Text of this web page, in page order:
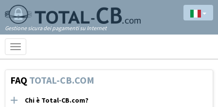
Gestione sicura dei pagamenti su Internet
Toggle
navigation
FAQ TOTAL-CB.COM
Chi è Total-CB.com?